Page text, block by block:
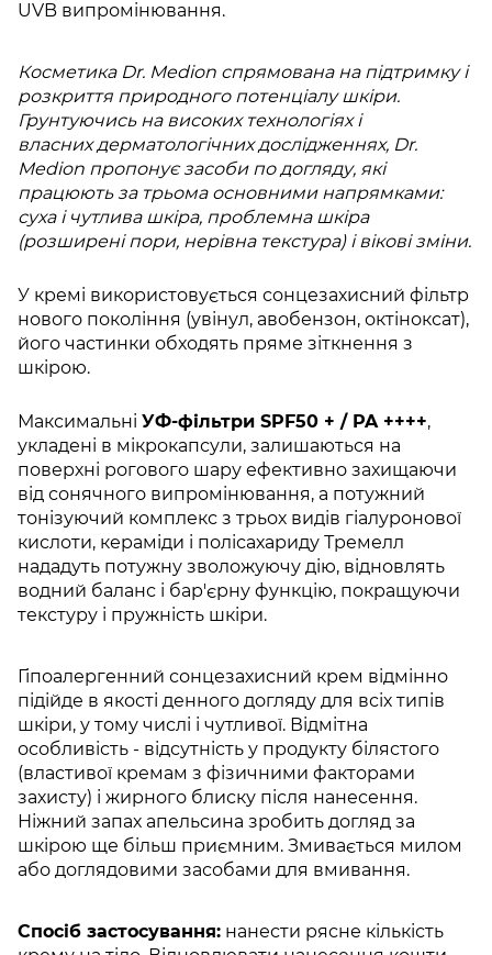
UVB випромінювання.
Косметика Dr. Medion спрямована на підтримку і
розкриття природного потенціалу шкіри.
Грунтуючись на високих технологіях і
власних дерматологічних дослідженнях, Dr.
Medion пропонує засоби по догляду, які
працюють за трьома основними напрямками:
суха і чутлива шкіра, проблемна шкіра
(розширені пори, нерівна текстура) і вікові зміни.
У кремі використовується сонцезахисний фільтр
нового покоління (увінул, авобензон, октіноксат),
його частинки обходять пряме зіткнення з
шкірою.
Максимальні УФ-фільтри SPF50 + / PA ++++,
укладені в мікрокапсули, залишаються на
поверхні рогового шару ефективно захищаючи
від сонячного випромінювання, а потужний
тонізуючий комплекс з трьох видів гіалуронової
кислоти, кераміди і полісахариду Тремелл
нададуть потужну зволожуючу дію, відновлять
водний баланс і бар'єрну функцію, покращуючи
текстуру і пружність шкіри.
Гіпоалергенний сонцезахисний крем відмінно
підійде в якості денного догляду для всіх типів
шкіри, у тому числі і чутливої. Відмітна
особливість - відсутність у продукту білястого
(властивої кремам з фізичними факторами
захисту) і жирного блиску після нанесення.
Ніжний запах апельсина зробить догляд за
шкірою ще більш приємним. Змивається милом
або доглядовими засобами для вмивання.
Спосіб застосування: нанести рясне кількість